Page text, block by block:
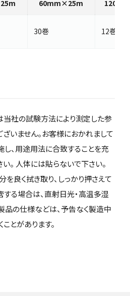
60mm×25m
30巻 12巻
当社の試験方法により測定した参
いません。お客様におかれまして
し、用途用法に合致することを充
。 人体には貼らないで下さい。
を良く拭き取り、しっかり押さえて
する場合は、直射日光・高温多湿
品の仕様などは、予告なく製造中
とがあります。